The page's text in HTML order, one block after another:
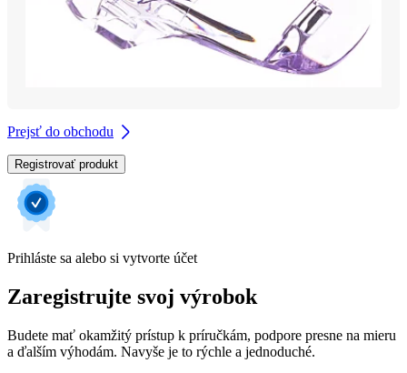
Prejsť do obchodu
Registrovať produkt
Prihláste sa alebo si vytvorte účet
Zaregistrujte svoj výrobok
Budete mať okamžitý prístup k príručkám, podpore presne na mieru
a ďalším výhodám. Navyše je to rýchle a jednoduché.